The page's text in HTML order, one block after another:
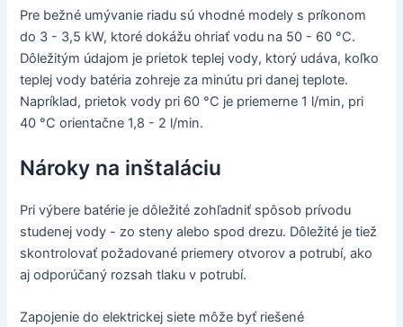
Pre bežné umývanie riadu sú vhodné modely s príkonom
do 3 - 3,5 kW, ktoré dokážu ohriať vodu na 50 - 60 °C.
Dôležitým údajom je prietok teplej vody, ktorý udáva, koľko
teplej vody batéria zohreje za minútu pri danej teplote.
Napríklad, prietok vody pri 60 °C je priemerne 1 l/min, pri
40 °C orientačne 1,8 - 2 l/min.
Nároky na inštaláciu
Pri výbere batérie je dôležité zohľadniť spôsob prívodu
studenej vody - zo steny alebo spod drezu. Dôležité je tiež
skontrolovať požadované priemery otvorov a potrubí, ako
aj odporúčaný rozsah tlaku v potrubí.
Zapojenie do elektrickej siete môže byť riešené